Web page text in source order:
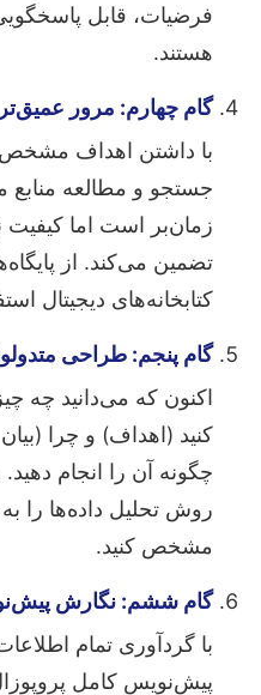
فرضیات، قابل
هستند.
گام چهارم: مرور عمیق‌تر
با داشتن اهداف
جستجو و مطالعه منابع
زمان‌بر است اما کیفیت
تضمین می‌کند. از
کتابخانه‌های دیجیتال
گام پنجم: طراحی
اکنون که می‌دانید چه
کنید (اهداف) و چرا
چگونه آن را انجام
روش تحلیل داده‌ها را
مشخص کنید.
گام ششم: نگارش
با گردآوری تمام
پیش‌نویس کامل